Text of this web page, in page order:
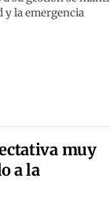
y la emergencia
muy
a la